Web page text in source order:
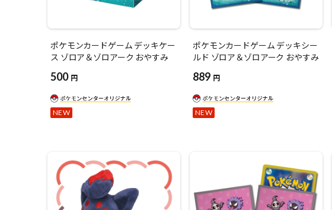
ポケモンカードゲーム デッキケー
ス ゾロア＆ゾロアーク おやすみ
500 円
NEW
ポケモンカードゲーム デッキシー
ルド ゾロア＆ゾロアーク おやすみ
889 円
NEW